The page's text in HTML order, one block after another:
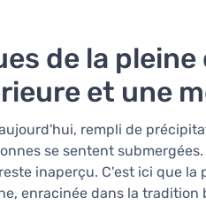
de la
et une
rempli de
se sentent
inaperçu. C'est ici que
enracinée dans la